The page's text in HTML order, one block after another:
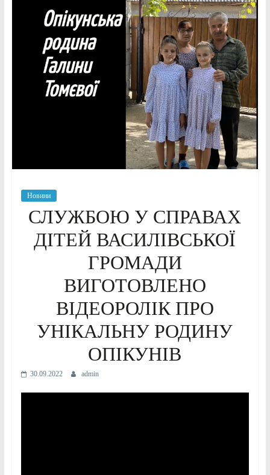
Новини
СЛУЖБОЮ У СПРАВАХ
ДІТЕЙ ВАСИЛІВСЬКОЇ
ГРОМАДИ
ВИГОТОВЛЕНО
ВІДЕОРОЛІК ПРО
УНІКАЛЬНУ РОДИНУ
ОПІКУНІВ
30.09.2022 admin